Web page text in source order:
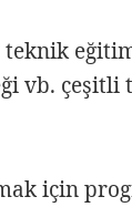
vb.
için